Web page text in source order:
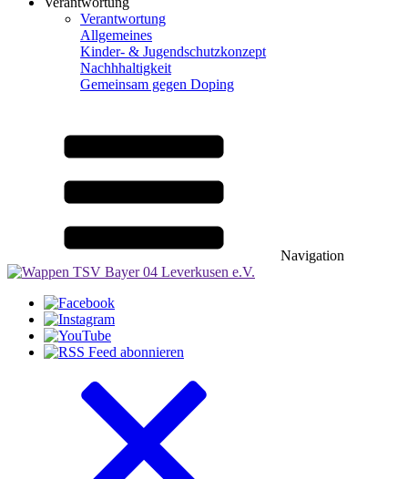
Verantwortung
Allgemeines
Kinder- & Jugendschutzkonzept
Nachhhaltigkeit
Gemeinsam gegen Doping
Navigation